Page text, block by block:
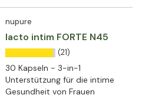
nupure
lacto intim FORTE N45
(21)
30 Kapseln - 3-in-1
Unterstützung für die intime
Gesundheit von Frauen